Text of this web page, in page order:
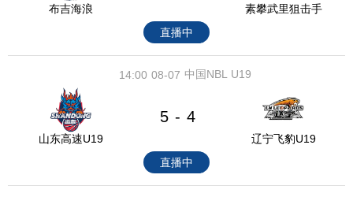
布吉海浪
素攀武里狙击手
直播中
08-07
14:00 中国NBL U19
山东高速U19
5 - 4
辽宁飞豹U19
直播中